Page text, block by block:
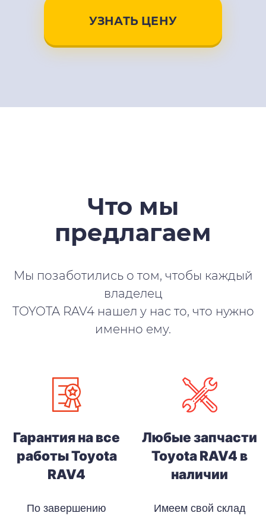
УЗНАТЬ ЦЕНУ
Что мы
предлагаем
Мы позаботились о том, чтобы каждый
владелец
TOYOTA RAV4 нашел у нас то, что нужно
именно ему.
Гарантия на все
работы Toyota
RAV4
По завершению
Любые запчасти
Toyota RAV4 в
наличии
Имеем свой склад